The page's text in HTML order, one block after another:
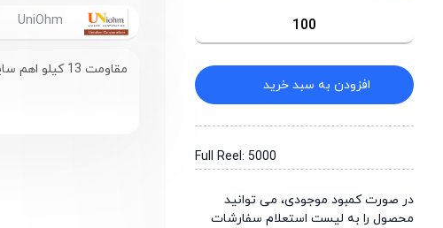
افزودن به سبد خرید
Full Reel: 5000
در صورت کمبود موجودی، می توانید
محصول را به لیست استعلام سفارشات
مقاومت 13 کیلو اهم سایز 0603